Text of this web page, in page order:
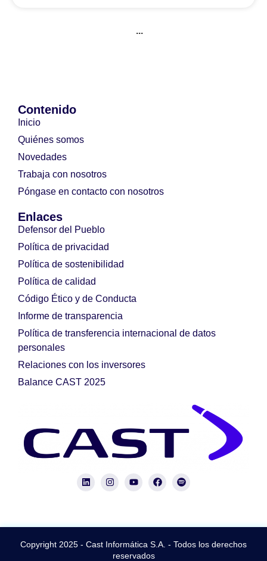
...
Contenido
Inicio
Quiénes somos
Novedades
Trabaja con nosotros
Póngase en contacto con nosotros
Enlaces
Defensor del Pueblo
Política de privacidad
Política de sostenibilidad
Política de calidad
Código Ético y de Conducta
Informe de transparencia
Política de transferencia internacional de datos
personales
Relaciones con los inversores
Balance CAST 2025
Copyright 2025 - Cast Informática S.A. - Todos los derechos
reservados